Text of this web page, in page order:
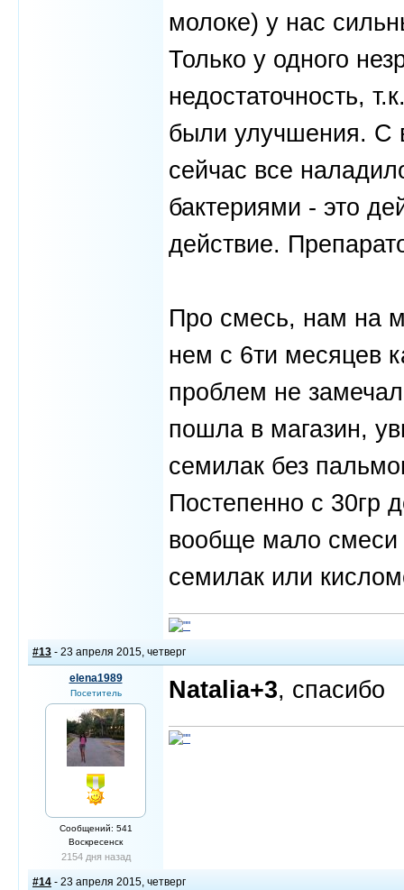
молоке) у нас
Только у одного
недостаточность,
были улучшения. С
сейчас все
бактериями - это
действие.
Про смесь, нам на
нем с 6ти месяцев
проблем не
пошла в магазин,
семилак без
Постепенно с 30гр
вообще мало смеси
семилак или
#13 - 23 апреля 2015, четверг
elena1989
Посетитель
Сообщений: 541
Воскресенск
2154 дня назад
Natalia+3, спасибо
#14 - 23 апреля 2015, четверг